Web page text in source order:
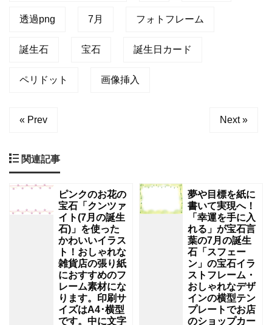
透過png 7月 フォトフレーム
誕生石 宝石 誕生日カード
ペリドット 画像挿入
« Prev Next »
関連記事
ピンクのお花の
宝石「クンツァ
イト(7月の誕生
石)」を使った
かわいいイラス
ト！おしゃれな
雑貨店の張り紙
におすすめのフ
レーム素材にな
ります。印刷サ
イズはA4･横型
です。中に文字
夢や目標を紙に
書いて実現へ！
「幸運を手に入
れる」が宝石言
葉の7月の誕生
石「スフェー
ン」の宝石イラ
ストフレーム・
おしゃれなデザ
インの横型テン
プレートでお店
のショップカー